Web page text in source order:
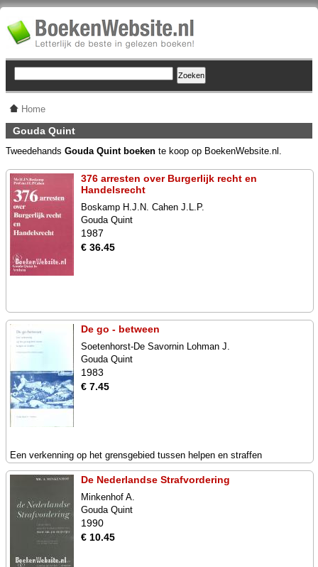
Home
Gouda Quint
Tweedehands Gouda Quint boeken te koop op BoekenWebsite.nl.
376 arresten over Burgerlijk recht en
Handelsrecht
Boskamp H.J.N. Cahen J.L.P.
Gouda Quint
1987
€ 36.45
De go - between
Soetenhorst-De Savornin Lohman J.
Gouda Quint
1983
€ 7.45
Een verkenning op het grensgebied tussen helpen en straffen
De Nederlandse Strafvordering
Minkenhof A.
Gouda Quint
1990
€ 10.45